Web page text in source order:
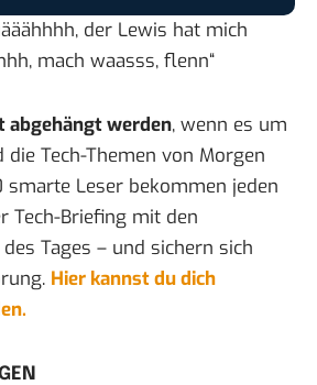
der Lewis hat mich
mach waasss, flenn“
abgehängt werden, wenn es um
die Tech-Themen von Morgen
smarte Leser bekommen jeden
Tech-Briefing mit den
Tages – und sichern sich
Hier kannst du dich